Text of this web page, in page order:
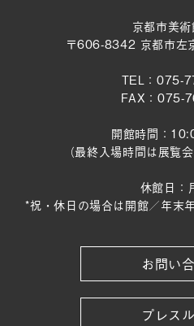
京都市美
〒606-8342 京都市左
TEL：075-
FAX：075-
開館時間：
（最終入場時間は展覧
休館日：
*祝・休日の場合は開館／年末
お問い
プレス